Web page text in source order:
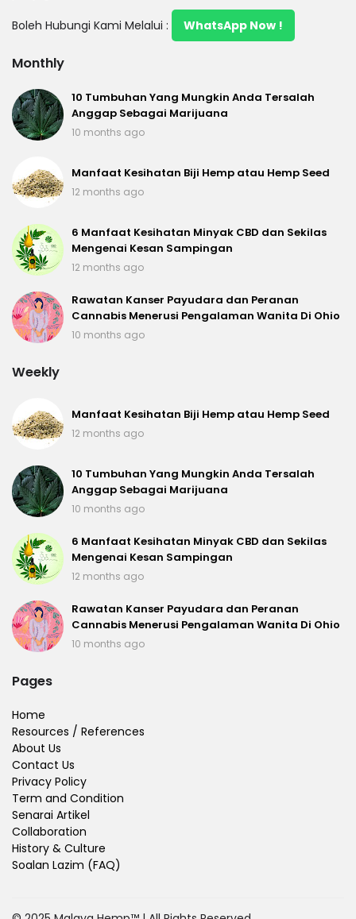
Boleh Hubungi Kami Melalui : WhatsApp Now !
Monthly
10 Tumbuhan Yang Mungkin Anda Tersalah
Anggap Sebagai Marijuana
10 months ago
Manfaat Kesihatan Biji Hemp atau Hemp Seed
12 months ago
6 Manfaat Kesihatan Minyak CBD dan Sekilas
Mengenai Kesan Sampingan
12 months ago
Rawatan Kanser Payudara dan Peranan
Cannabis Menerusi Pengalaman Wanita Di Ohio
10 months ago
Weekly
Manfaat Kesihatan Biji Hemp atau Hemp Seed
12 months ago
10 Tumbuhan Yang Mungkin Anda Tersalah
Anggap Sebagai Marijuana
10 months ago
6 Manfaat Kesihatan Minyak CBD dan Sekilas
Mengenai Kesan Sampingan
12 months ago
Rawatan Kanser Payudara dan Peranan
Cannabis Menerusi Pengalaman Wanita Di Ohio
10 months ago
Pages
Home
Resources / References
About Us
Contact Us
Privacy Policy
Term and Condition
Senarai Artikel
Collaboration
History & Culture
Soalan Lazim (FAQ)